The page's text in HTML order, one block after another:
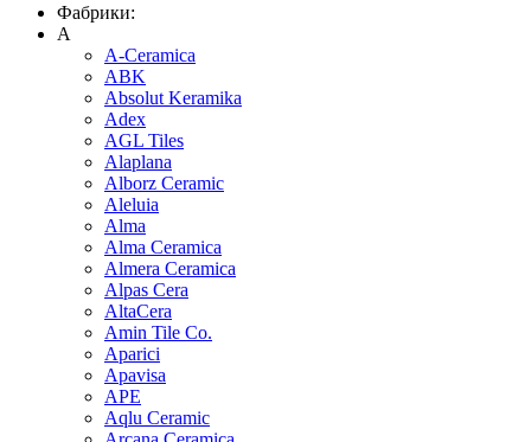
Фабрики:
A
A-Ceramica
ABK
Absolut Keramika
Adex
AGL Tiles
Alaplana
Alborz Ceramic
Aleluia
Alma
Alma Ceramica
Almera Ceramica
Alpas Cera
AltaCera
Amin Tile Co.
Aparici
Apavisa
APE
Aqlu Ceramic